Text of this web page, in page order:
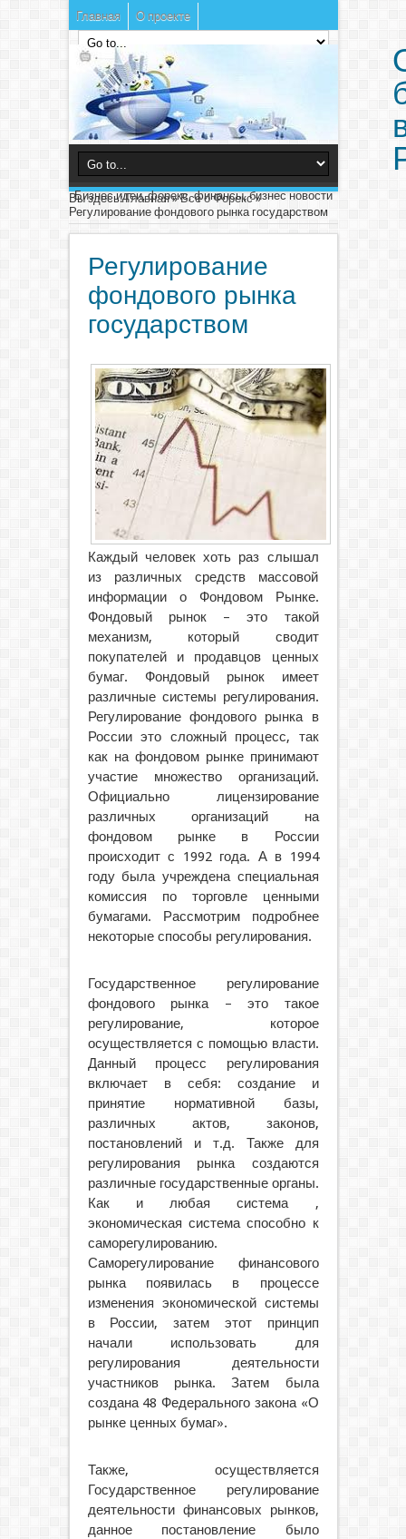
Главная О проекте
Бизнес идеи, форекс, финансы, бизнес новости
Вы здесь:Главная»Все о Форекс»
Регулирование фондового рынка государством
Регулирование
фондового рынка
государством
Каждый человек хоть раз слышал
из различных средств массовой
информации о Фондовом Рынке.
Фондовый рынок – это такой
механизм, который сводит
покупателей и продавцов ценных
бумаг. Фондовый рынок имеет
различные системы регулирования.
Регулирование фондового рынка в
России это сложный процесс, так
как на фондовом рынке принимают
участие множество организаций.
Официально лицензирование
различных организаций на
фондовом рынке в России
происходит с 1992 года. А в 1994
году была учреждена специальная
комиссия по торговле ценными
бумагами. Рассмотрим подробнее
некоторые способы регулирования.
Государственное регулирование
фондового рынка – это такое
регулирование, которое
осуществляется с помощью власти.
Данный процесс регулирования
включает в себя: создание и
принятие нормативной базы,
различных актов, законов,
постановлений и т.д. Также для
регулирования рынка создаются
различные государственные органы.
Как и любая система ,
экономическая система способно к
саморегулированию.
Саморегулирование финансового
рынка появилась в процессе
изменения экономической системы
в России, затем этот принцип
начали использовать для
регулирования деятельности
участников рынка. Затем была
создана 48 Федерального закона «О
рынке ценных бумаг».
Также, осуществляется
Государственное регулирование
деятельности финансовых рынков,
данное постановление было